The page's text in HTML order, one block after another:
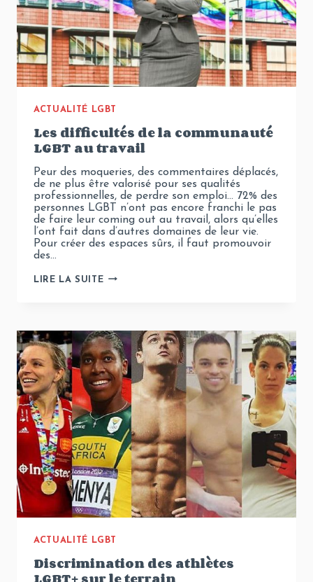
ACTUALITÉ LGBT
Les difficultés de la communauté
LGBT au travail
Peur des moqueries, des commentaires déplacés,
de ne plus être valorisé pour ses qualités
professionnelles, de perdre son emploi… 72% des
personnes LGBT n’ont pas encore franchi le pas
de faire leur coming out au travail, alors qu’elles
l’ont fait dans d’autres domaines de leur vie.
Pour créer des espaces sûrs, il faut promouvoir
des…
LIRE LA SUITELES
LGBT
AU
TRAVAIL
ACTUALITÉ LGBT
Discrimination des athlètes